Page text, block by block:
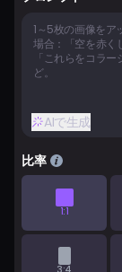
AI動画
AIツール
AIで生成
比率
1:1